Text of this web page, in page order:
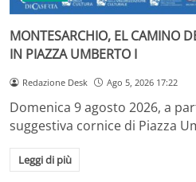
MONTESARCHIO, EL CAMINO
IN PIAZZA UMBERTO I
Redazione Desk Ago 5, 2026 17:22
Domenica 9 agosto 2026, a
suggestiva cornice di Piazza
Leggi di più